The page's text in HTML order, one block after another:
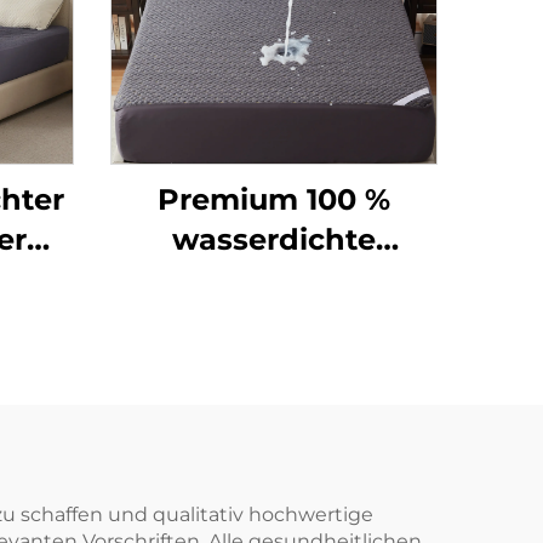
Premium 100 %
wasserdichte
Taschenformat 15–45
schaffen und qualitativ hochwertige